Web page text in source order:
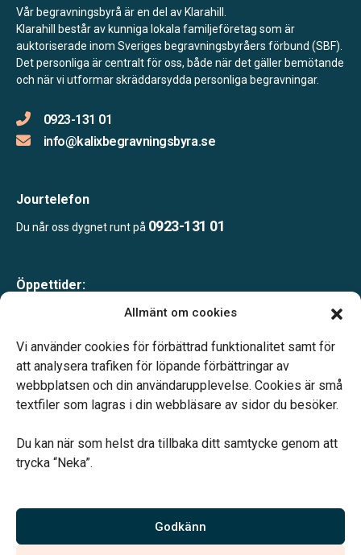
Allmänt om cookies
Vi använder cookies för förbättrad funktionalitet samt för
att analysera trafiken för löpande förbättringar av
webbplatsen och din användarupplevelse. Cookies är små
textfiler som lagras i din webbläsare av sidor du besöker.
Du kan när som helst dra tillbaka ditt samtycke genom att
trycka “Neka”.
Godkänn
Vår begravningsbyrå är en del av Klarahill.
Klarahill består av kunniga lokala familjeföretag som är
auktoriserade inom Sveriges begravningsbyråers förbund (SBF).
Det personliga är centralt för oss, både när det gäller bemötande
och när vi utformar skräddarsydda personliga begravningar.
0923-131 01
info@kalixbegravningsbyra.se
Jourtelefon
Du når oss dygnet runt på 0923-131 01
Öppettider:
Måndag-fredag 10.00-16.00
Telefonjour dygnet runt.
Vårt systerbolag Verahill hjälper dig med familjejuridiken –
Vi är auktoriserade av Sveriges Begravningsbyråers Förbund och